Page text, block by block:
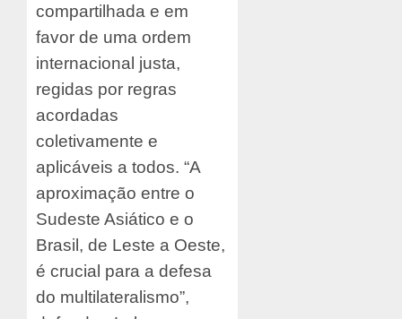
compartilhada e em
favor de uma ordem
internacional justa,
regidas por regras
acordadas
coletivamente e
aplicáveis a todos. “A
aproximação entre o
Sudeste Asiático e o
Brasil, de Leste a Oeste,
é crucial para a defesa
do multilateralismo”,